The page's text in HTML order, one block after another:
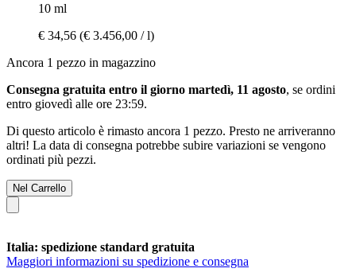
10 ml
€ 34,56 (€ 3.456,00 / l)
Ancora 1 pezzo in magazzino
Consegna gratuita entro il giorno martedì, 11 agosto, se ordini
entro giovedì alle ore 23:59.
Di questo articolo è rimasto ancora 1 pezzo. Presto ne arriveranno
altri! La data di consegna potrebbe subire variazioni se vengono
ordinati più pezzi.
Nel Carrello
Italia: spedizione standard gratuita
Maggiori informazioni su spedizione e consegna